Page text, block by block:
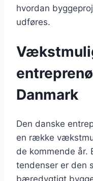
hvordan
udføres.
Danmark
Den danske
en række
de kommende år.
tendenser er den